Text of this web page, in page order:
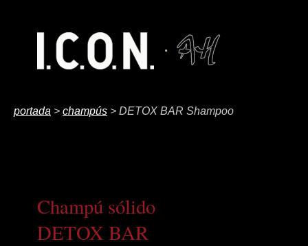
portada > champús > DETOX BAR Shampoo
Champú sólido
DETOX BAR